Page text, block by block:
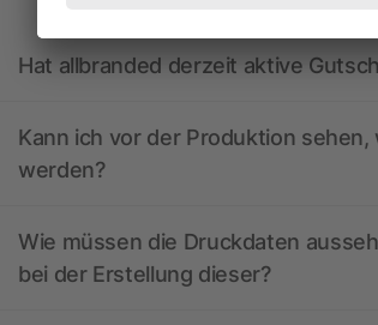
Hat allbranded derzeit aktive
Kann ich vor der Produktion
werden?
Wie müssen die Druckdaten
bei der Erstellung dieser?